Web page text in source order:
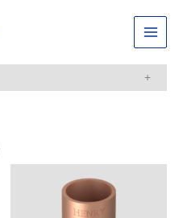
Main
Menu